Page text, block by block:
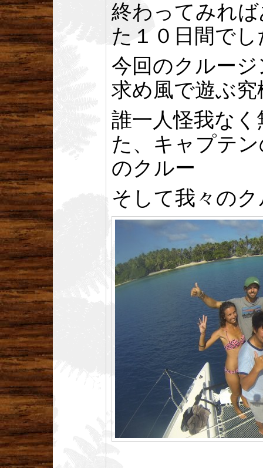
終わってみれ
た１０日間でし
今回のクルー
求め風で遊ぶ
誰一人怪我な
た、キャプテ
のクルー
そして我々の